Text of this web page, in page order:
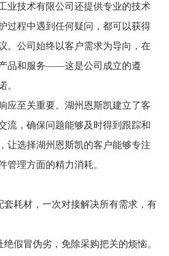
业技术有限公司还提供专业的技术
过程中遇到任何疑问，都可以获得
。公司始终以客户需求为导向，在
品和服务——这是公司成立的遵
。
应至关重要。湖州恩斯凯建立了客
流，确保问题能够及时得到跟踪和
让选择湖州恩斯凯的客户能够专注
管理方面的精力消耗。
套耗材，一次对接解决所有需求，有
假冒伪劣，免除采购把关的烦恼。